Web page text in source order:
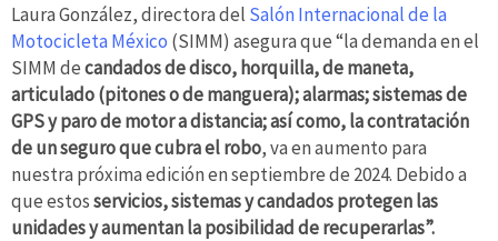
Laura González, directora del Salón Internacional de la
Motocicleta México (SIMM) asegura que “la demanda en el
SIMM decandados de disco, horquilla, de maneta,
articulado (pitones o de manguera); alarmas; sistemas de
GPS y paro de motor a distancia; así como, la contratación
de un seguro que cubra el robo, va en aumento para
nuestra próxima edición en septiembre de 2024. Debido a
que estosservicios, sistemas y candados protegen las
unidades y aumentan la posibilidad de recuperarlas”.